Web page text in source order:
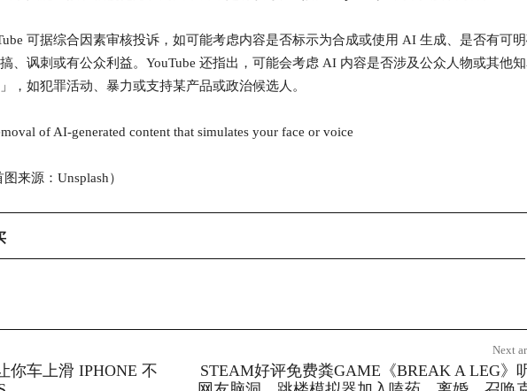
可据综合因素审核投诉，如可能考虑内容是否标示为合成或使用 AI 生成、是否有可
、讽刺或有公众利益。YouTube 还指出，可能会考虑 AI 内容是否涉及公众人物或其他知
，如犯罪活动、暴力或支持某产品或政治候选人。
of AI-generated content that simulates your face or voice
来源：Unsplash）
你车上滑 IPHONE 不
Next
STEAM好评免费粪GAME《BREAK A LEG》